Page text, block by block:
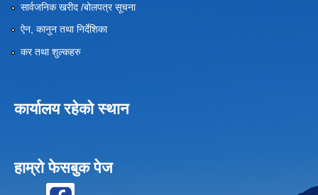
सार्वजनिक खरीद /बोलपत्र सूचना
ऐन, कानुन तथा निर्देशिका
कर तथा शुल्कहरु
कार्यालय रहेको स्थान
हाम्रो फेसबुक पेज